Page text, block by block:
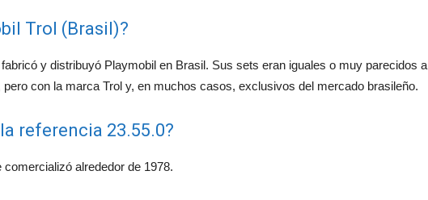
Trol (Brasil)?
y distribuyó Playmobil en Brasil. Sus sets eran iguales o muy parecidos a
con la marca Trol y, en muchos casos, exclusivos del mercado brasileño.
referencia 23.55.0?
comercializó alrededor de 1978.